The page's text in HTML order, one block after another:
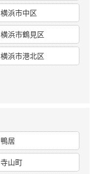
横浜市中区
横浜市鶴見区
横浜市港北区
鴨居
寺山町